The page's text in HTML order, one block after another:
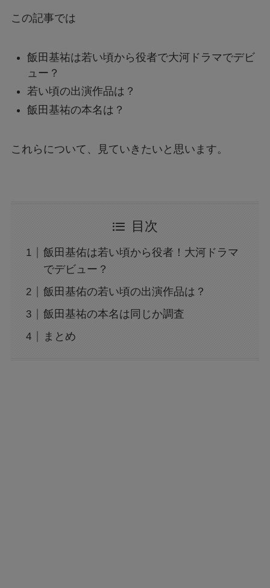
この記事では
飯田基祐は若い頃から役者で大河ドラマでデビ
ュー？
若い頃の出演作品は？
飯田基祐の本名は？
これらについて、見ていきたいと思います。
目次
飯田基佑は若い頃から役者！大河ドラマ
でデビュー？
飯田基佑の若い頃の出演作品は？
飯田基祐の本名は同じか調査
まとめ